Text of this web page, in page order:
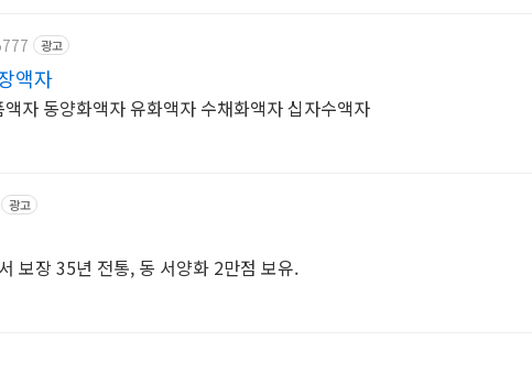
광고
액자
자 동양화액자 유화액자 수채화액자 십자수액자
광고
보장 35년 전통, 동 서양화 2만점 보유.